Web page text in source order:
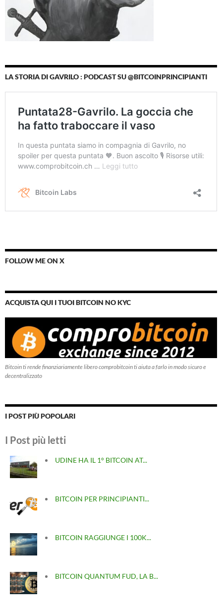
LA STORIA DI GAVRILO : PODCAST SU @BITCOINPRINCIPIANTI
FOLLOW ME ON X
ACQUISTA QUI I TUOI BITCOIN NO KYC
Bitcoin ti rende finanziariamente libero comprobitcoin ti aiuta a farlo in modo sicuro e
decentralizzato
I POST PIÙ POPOLARI
I Post più letti
UDINE HA IL 1° BITCOIN AT...
BITCOIN PER PRINCIPIANTI...
BITCOIN RAGGIUNGE I 100K...
BITCOIN QUANTUM FUD, LA B...